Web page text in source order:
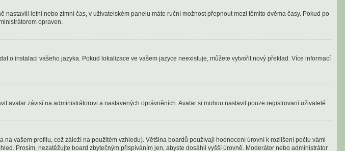
letní nebo zimní čas, v uživatelském panelu máte ruční možnost přepnout mezi těmito dvěma časy. Pokud po
opraven.
instalaci vašeho jazyka. Pokud lokalizace ve vašem jazyce neexistuje, můžete vytvořit nový překlad. Více informací
závisí na administrátorovi a nastavených oprávněních. Avatar si mohou nastavit pouze registrovaní uživatelé.
vašem profilu, což záleží na použitém vzhledu). Většina boardů používají hodnocení úrovní k rozlišení počtu vámi
Prosím, nezatěžujte board zbytečným přispíváním jen, abyste dosáhli vyšší úrovně. Moderátor nebo administrátor